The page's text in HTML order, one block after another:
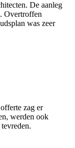
De aanleg
Overtroffen
was zeer
zag er
werden ook